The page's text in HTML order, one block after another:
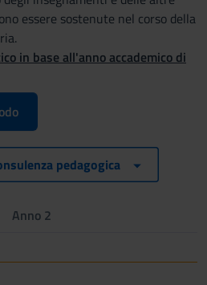
essere sostenute nel corso della
in base all'anno accademico di
pedagogica
Anno 2